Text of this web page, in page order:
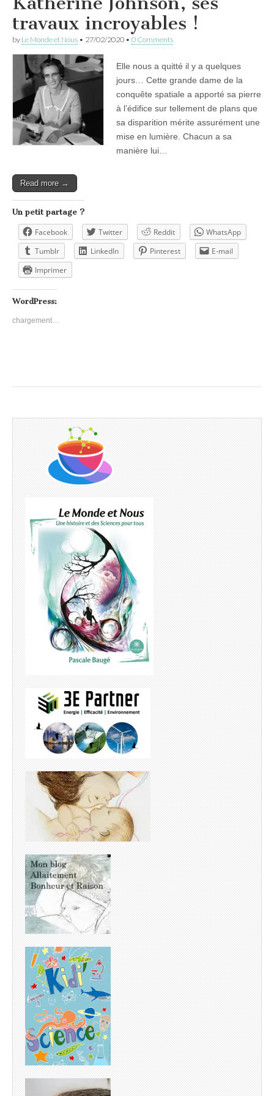
travaux incroyables !
by Le Monde et Nous • 27/02/2020 • 0 Comments
Elle nous a quitté il y a quelques
jours… Cette grande dame de la
conquête spatiale a apporté sa pierre
à l’édifice sur tellement de plans que
sa disparition mérite assurément une
mise en lumière. Chacun a sa
manière lui…
Read more →
Un petit partage ?
Facebook Twitter Reddit
WhatsApp
Tumblr
LinkedIn Pinterest
E-mail
Imprimer
WordPress:
chargement…